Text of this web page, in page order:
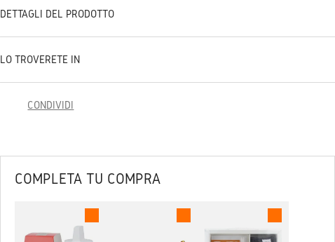
DETTAGLI DEL PRODOTTO
LO TROVERETE IN
CONDIVIDI
COMPLETA TU COMPRA